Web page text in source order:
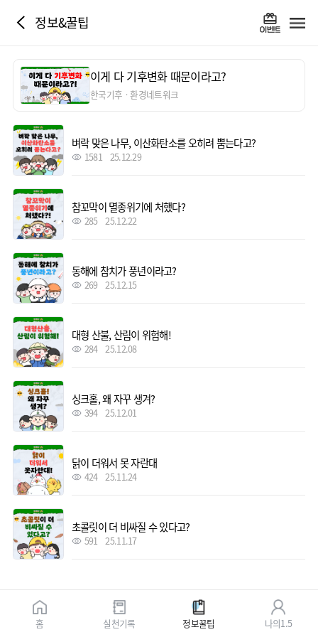
정보&꿀팁
이게 다 기후변화 때문이라고?
한국기후ㆍ환경네트워크
벼락 맞은 나무, 이산화탄소를 오히려 뿜는다고?
1581 25.12.29
참꼬막이 멸종위기에 처했다?
285 25.12.22
동해에 참치가 풍년이라고?
269 25.12.15
대형 산불, 산림이 위험해!
284 25.12.08
싱크홀, 왜 자꾸 생겨?
394 25.12.01
닭이 더워서 못 자란대
424 25.11.24
초콜릿이 더 비싸질 수 있다고?
591 25.11.17
홈 실천기록 정보꿀팁 나의1.5